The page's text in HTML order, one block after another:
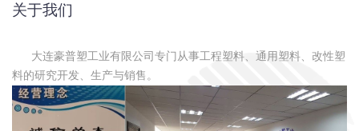
关于我们
大连豪普塑工业有限公司专门从事工程塑料、通用塑料、改性塑
料的研究开发、生产与销售。